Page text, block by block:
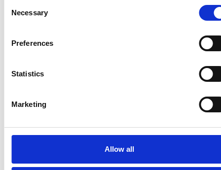
Selection
Necessary
Preferences
Statistics
Marketing
Allow all
Repubblica Ceca